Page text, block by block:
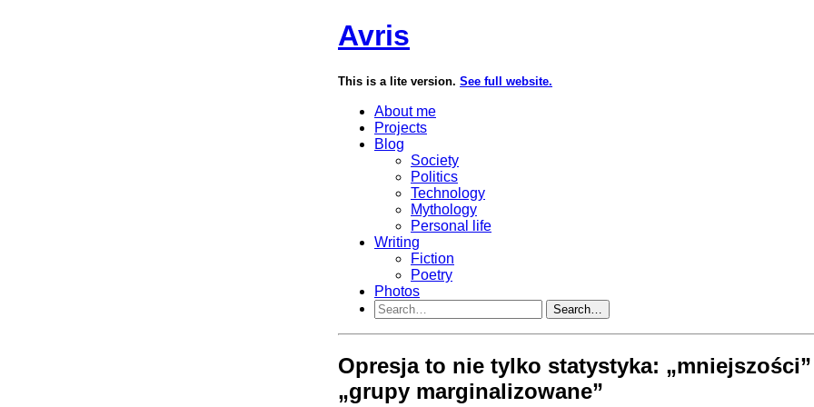
Avris
This is a lite version. See full website.
About me
Projects
Blog
Society
Politics
Technology
Mythology
Personal life
Writing
Fiction
Poetry
Photos
Search…
Opresja to nie tylko statystyka:
„grupy marginalizowane”